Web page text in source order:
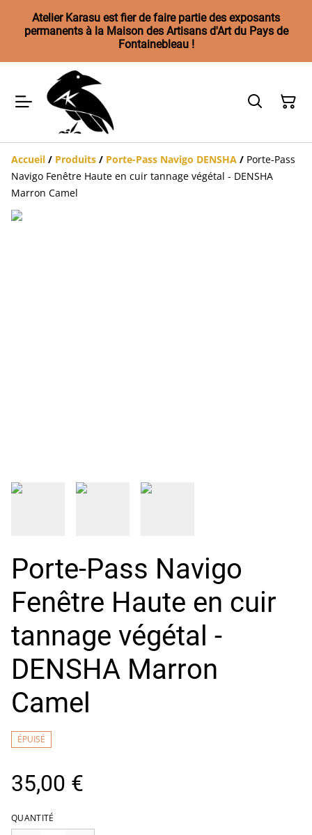
Atelier Karasu est fier de faire partie des exposants
permanents à la Maison des Artisans d'Art du Pays de
Fontainebleau !
Accueil / Produits / Porte-Pass Navigo DENSHA / Porte-Pass
Navigo Fenêtre Haute en cuir tannage végétal - DENSHA
Marron Camel
Porte-Pass Navigo
Fenêtre Haute en cuir
tannage végétal -
DENSHA Marron
Camel
ÉPUISÉ
35,00 €
QUANTITÉ